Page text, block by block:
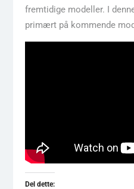
fremtidige modeller. I
primært på kommende
Del dette: